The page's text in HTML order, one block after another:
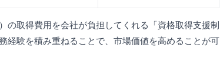
取得費用を会社が負担してくれる「資格取得支援制
経験を積み重ねることで、市場価値を高めることが可